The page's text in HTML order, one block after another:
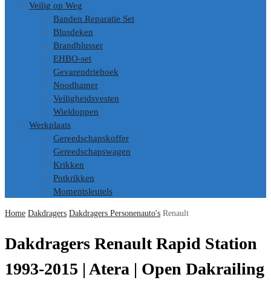
Veilig op Weg
Banden Reparatie Set
Blusdeken
Brandblusser
EHBO-set
Gevarendriehoek
Noodhamer
Veiligheidsvesten
Wieldoppen
Werkplaats
Gereedschapskoffer
Gereedschapswagen
Krikken
Potkrikken
Momentsleutels
Home Dakdragers Dakdragers Personenauto's Renault
Dakdragers Renault Rapid Station
1993-2015 | Atera | Open Dakrailing